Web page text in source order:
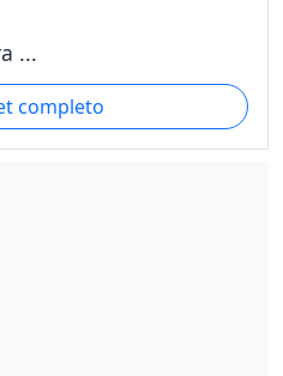
...
completo